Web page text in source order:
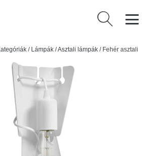
Keresés:
/ Lámpák /Asztali lámpák / Fehér asztali
cm) Viking – Nice Lamps